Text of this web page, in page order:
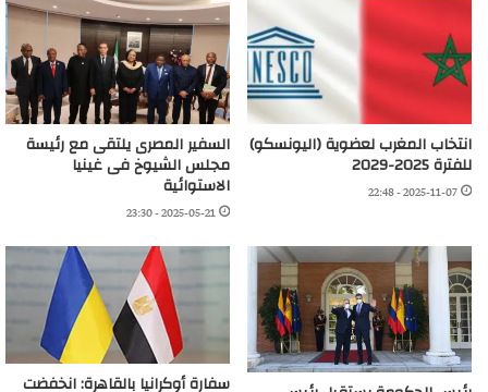
انتخاب المغرب لعضوية (اليونسكو)
للفترة 2025-2029
2025-11-07 - 22:48
السفير المصرى يلتقى مع رئيسة
مجلس الشيوخ فى غينيا
الاستوائية
2025-05-21 - 23:30
سفارة أوكرانيا بالقاهرة: انخفضت